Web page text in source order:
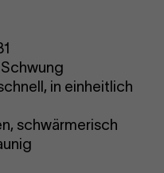
in einheitlich
schwärmerisch